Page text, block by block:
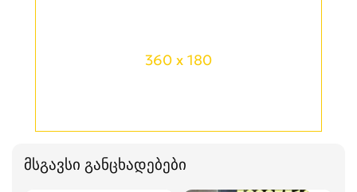
360 x 180
მსგავსი განცხადებები